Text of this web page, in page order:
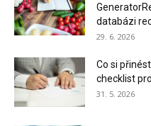
databázi
29. 6. 2026
Co si
checklist
31. 5. 2026